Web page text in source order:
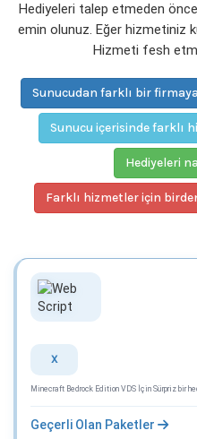
Hediyeleri talep etmeden
emin olunuz. Eğer hizmetiniz
Hizmeti fesh
Sunucudan farklı bir
Sunucu içerisinde farklı
Hediyeleri
Farklı hizmetler için
X
Minecraft Bedrock Edition VDS İçin Sürpriz bir
Geçerli Olan Paketler